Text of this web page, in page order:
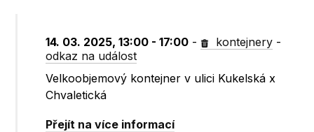
14. 03. 2025, 13:00 - 17:00 - kontejnery -
odkaz na událost
Velkoobjemový kontejner v ulici Kukelská x
Chvaletická
Přejít na více informací